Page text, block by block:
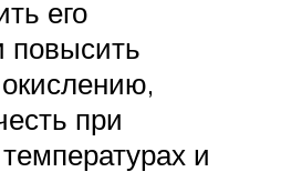
его
повысить
при
и